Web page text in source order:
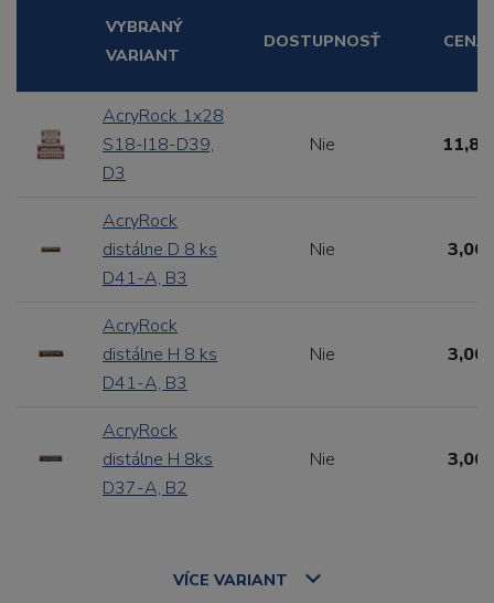
VYBRANÝ
VARIANT
DOSTUPNOSŤ CENA
AcryRock 1x28
S18-I18-D39,
D3
Nie
AcryRock
distálne D 8 ks
D41-A, B3
Nie 3,00
AcryRock
distálne H 8 ks
D41-A, B3
Nie 3,00
AcryRock
distálne H 8ks
D37-A, B2
Nie 3,00
VÍCE VARIANT